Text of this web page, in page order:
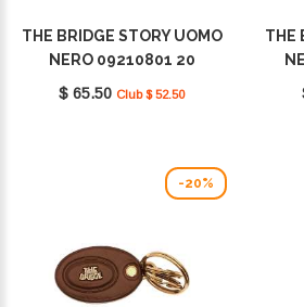
THE BRIDGE STORY UOMO
NERO 09210801 20
$ 65.50 Club $ 52.50
THE
-20%